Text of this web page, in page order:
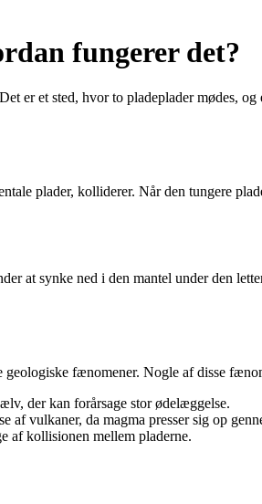
fungerer det?
er et sted, hvor to pladeplader mødes,
plader, kolliderer. Når den tungere
at synke ned i den mantel under den
fænomener. Nogle af disse
der kan forårsage stor ødelæggelse.
af vulkaner, da magma presser sig op
af kollisionen mellem pladerne.